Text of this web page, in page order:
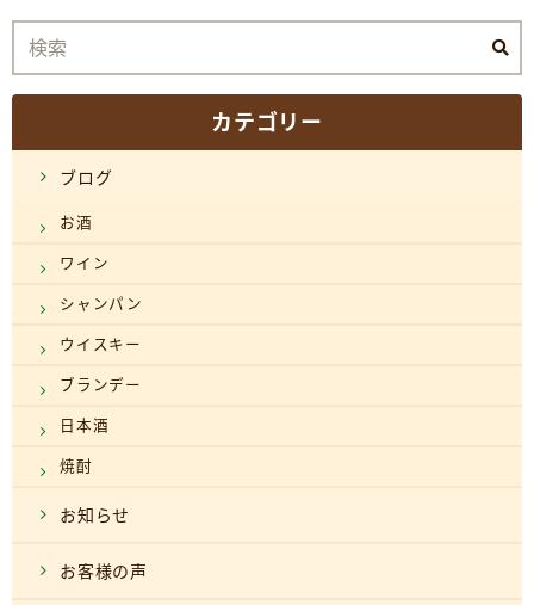
カテゴリー
ブログ
お酒
ワイン
シャンパン
ウイスキー
ブランデー
日本酒
焼酎
お知らせ
お客様の声